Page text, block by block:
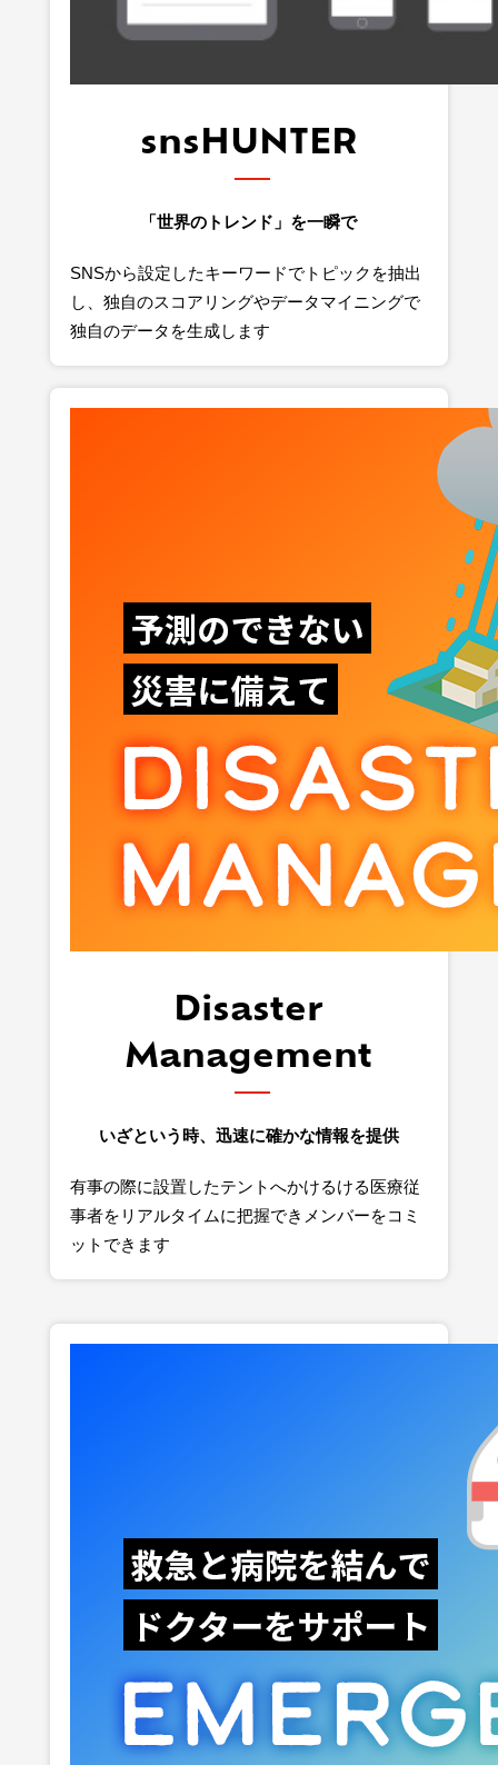
snsHUNTER
「世界のトレンド」を一瞬で
SNSから設定したキーワードでトピックを抽出
し、独自のスコアリングやデータマイニングで
独自のデータを生成します
Disaster
Management
いざという時、迅速に確かな情報を提供
有事の際に設置したテントへかけるける医療従
事者をリアルタイムに把握できメンバーをコミ
ットできます